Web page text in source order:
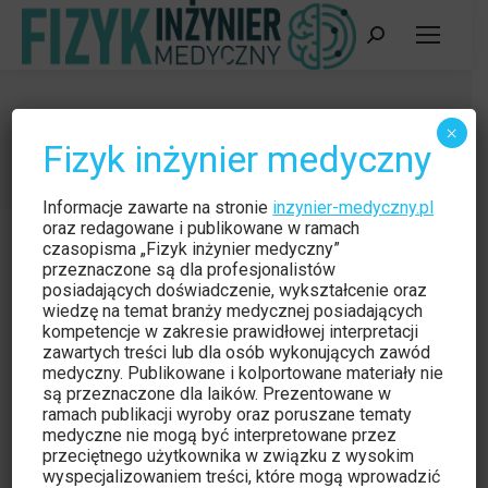
Szukaj:
Jesteś tutaj:
Strona główna Kategoria "Naukowe"
Sztuczna inteligencja w tomografii –
Fizyk inżynier medyczny
Informacje zawarte na stronie inzynier-medyczny.pl
oraz redagowane i publikowane w ramach
czasopisma „Fizyk inżynier medyczny”
przeznaczone są dla profesjonalistów
posiadających doświadczenie, wykształcenie oraz
wiedzę na temat branży medycznej posiadających
kompetencje w zakresie prawidłowej interpretacji
zawartych treści lub dla osób wykonujących zawód
medyczny. Publikowane i kolportowane materiały nie
są przeznaczone dla laików. Prezentowane w
ramach publikacji wyroby oraz poruszane tematy
medyczne nie mogą być interpretowane przez
przeciętnego użytkownika w związku z wysokim
wyspecjalizowaniem treści, które mogą wprowadzić
×